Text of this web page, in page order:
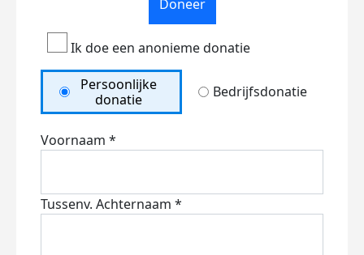
Doneer
Ik doe een anonieme donatie
Persoonlijke
donatie
Bedrijfsdonatie
Voornaam *
Tussenv. Achternaam *